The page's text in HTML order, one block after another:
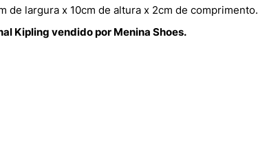
de largura x 10cm de altura x 2cm de comprimento.
Kipling vendido por Menina Shoes.